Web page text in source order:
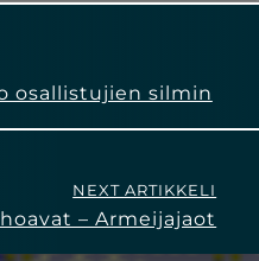
osallistujien silmin
NEXT ARTIKKELI
– Armeijajaot